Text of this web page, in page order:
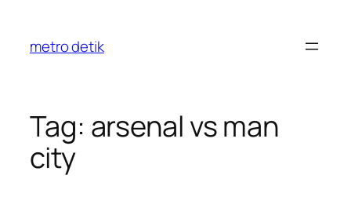
content
metro detik
Tag: arsenal vs man
city